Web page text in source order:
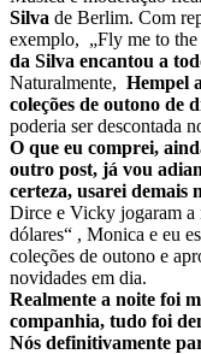
Silva de Berlim. Com
exemplo, „Fly me to
da Silva encantou a
Naturalmente, Hempel
coleções de outono de
poderia ser descontada
O que eu comprei,
outro post, já vou
certeza, usarei demais
Dirce e Vicky jogaram a
dólares“ , Monica e eu
coleções de outono e
novidades em dia.
Realmente a noite foi
companhia, tudo foi
Nós definitivamente